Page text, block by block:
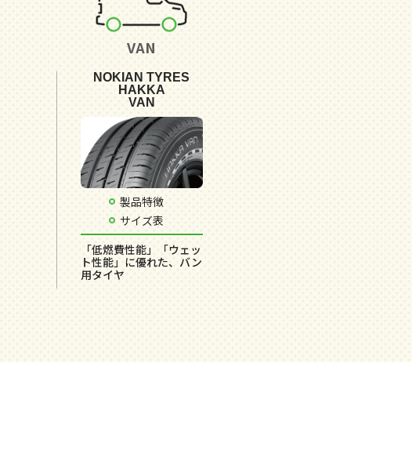
VAN
NOKIAN TYRES
HAKKA
VAN
製品特徴
サイズ表
「低燃費性能」「ウェッ
ト性能」に優れた、バン
用タイヤ